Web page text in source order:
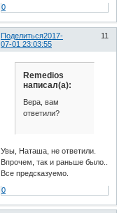
0
Поделиться 11
2017-
07-01 23:03:55
Remedios
написал(а):
Вера, вам
ответили?
Увы, Наташа, не ответили.
Впрочем, так и раньше было..
Все предсказуемо.
0